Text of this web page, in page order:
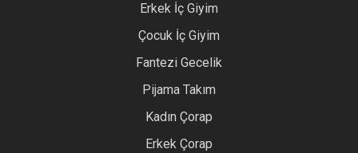
Erkek İç Giyim
Çocuk İç Giyim
Fantezi Gecelik
Pijama Takım
Kadın Çorap
Erkek Çorap